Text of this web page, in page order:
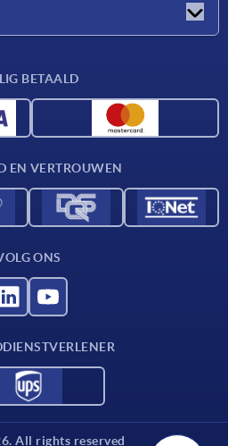
BETAALD
EN VERTROUWEN
ONS
All rights reserved